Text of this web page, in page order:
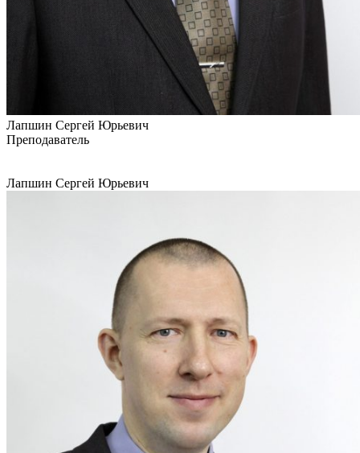
Лапшин Сергей Юрьевич
Преподаватель
Лапшин Сергей Юрьевич